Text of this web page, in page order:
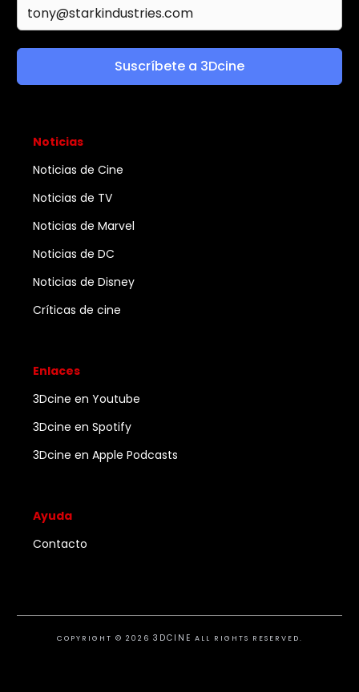
Suscríbete a 3Dcine
Noticias
Noticias de Cine
Noticias de TV
Noticias de Marvel
Noticias de DC
Noticias de Disney
Críticas de cine
Enlaces
3Dcine en Youtube
3Dcine en Spotify
3Dcine en Apple Podcasts
Ayuda
Contacto
COPYRIGHT © 2026 3DCINE ALL RIGHTS RESERVED.